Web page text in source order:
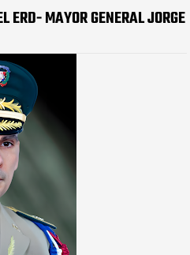
ERD- MAYOR GENERAL JORGE